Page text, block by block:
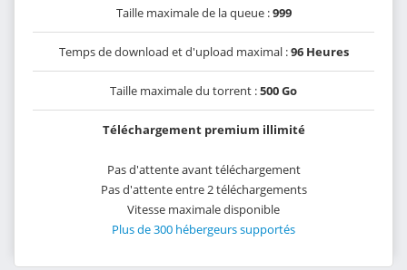
Taille maximale de la queue :999
Temps de download et d'upload maximal :96 Heures
Taille maximale du torrent :500 Go
Téléchargement premium illimité
Pas d'attente avant téléchargement
Pas d'attente entre 2 téléchargements
Vitesse maximale disponible
Plus de 300 hébergeurs supportés